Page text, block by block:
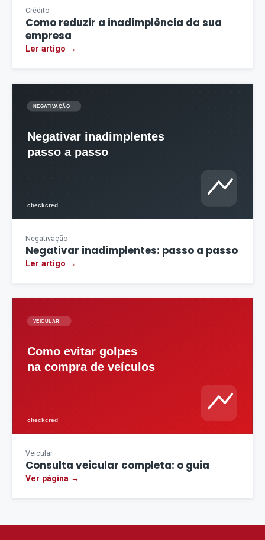
Crédito
Como reduzir a inadimplência da sua
empresa
Ler artigo →
Negativação
Negativar inadimplentes: passo a passo
Ler artigo →
Veicular
Consulta veicular completa: o guia
Ver página →